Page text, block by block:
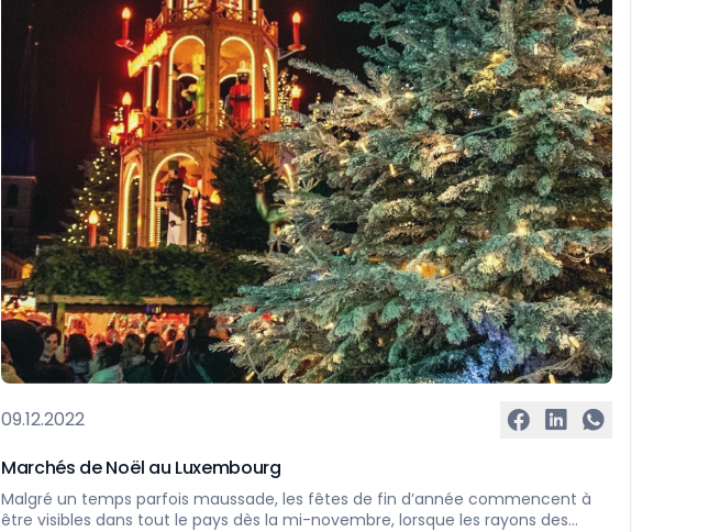
09.12.2022
Marchés de Noël au Luxembourg
Malgré un temps parfois maussade, les fêtes de fin d’année commencent à
être visibles dans tout le pays dès la mi-novembre, lorsque les rayons des